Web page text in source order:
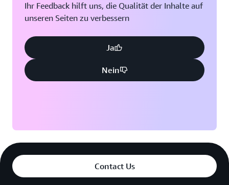
Ihr Feedback hilft uns, die Qualität der Inhalte auf
unseren Seiten zu verbessern
Ja
Nein
Contact Us